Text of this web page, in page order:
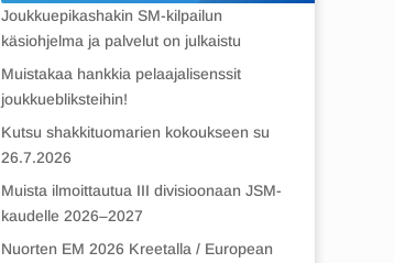
Joukkuepikashakin SM-kilpailun
käsiohjelma ja palvelut on julkaistu
Muistakaa hankkia pelaajalisenssit
joukkuebliksteihin!
Kutsu shakkituomarien kokoukseen su
26.7.2026
Muista ilmoittautua III divisioonaan JSM-
kaudelle 2026–2027
Nuorten EM 2026 Kreetalla / European